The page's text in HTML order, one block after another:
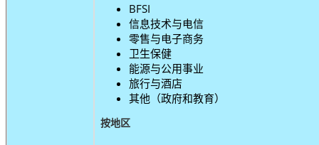
BFSI
信息技术与电信
零售与电子商务
卫生保健
能源与公用事业
旅行与酒店
其他（政府和教育）
按地区